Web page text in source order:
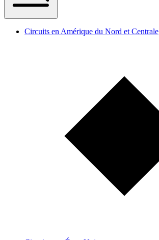
Circuits en Amérique du Nord et Centrale